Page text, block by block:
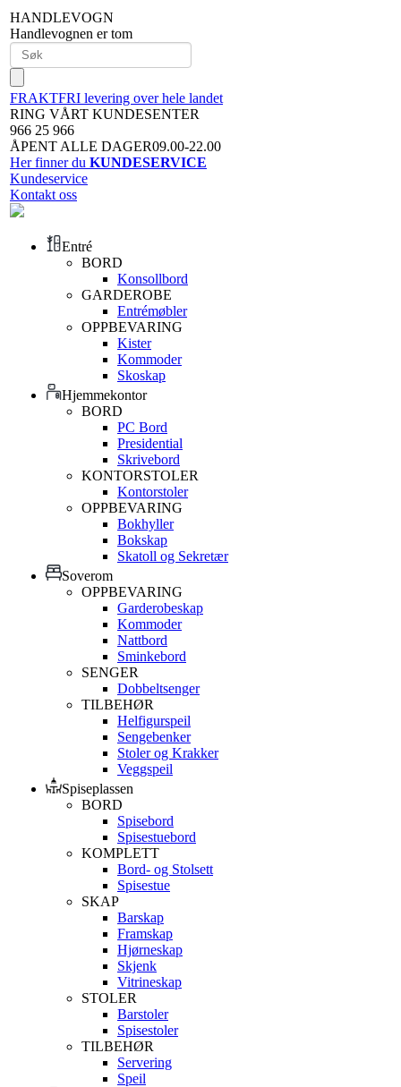
HANDLEVOGN
Handlevognen er tom
FRAKTFRI levering over hele landet
RING VÅRT KUNDESENTER
966 25 966
ÅPENT ALLE DAGER09.00-22.00
Her finner du KUNDESERVICE
Kundeservice
Kontakt oss
Entré
BORD
Konsollbord
GARDEROBE
Entrémøbler
OPPBEVARING
Kister
Kommoder
Skoskap
Hjemmekontor
BORD
PC Bord
Presidential
Skrivebord
KONTORSTOLER
Kontorstoler
OPPBEVARING
Bokhyller
Bokskap
Skatoll og Sekretær
Soverom
OPPBEVARING
Garderobeskap
Kommoder
Nattbord
Sminkebord
SENGER
Dobbeltsenger
TILBEHØR
Helfigurspeil
Sengebenker
Stoler og Krakker
Veggspeil
Spiseplassen
BORD
Spisebord
Spisestuebord
KOMPLETT
Bord- og Stolsett
Spisestue
SKAP
Barskap
Framskap
Hjørneskap
Skjenk
Vitrineskap
STOLER
Barstoler
Spisestoler
TILBEHØR
Servering
Speil